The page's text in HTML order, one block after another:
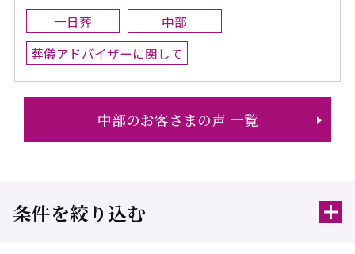
一日葬
中部
葬儀アドバイザーに関して
中部のお客さまの声 一覧
条件を絞り込む